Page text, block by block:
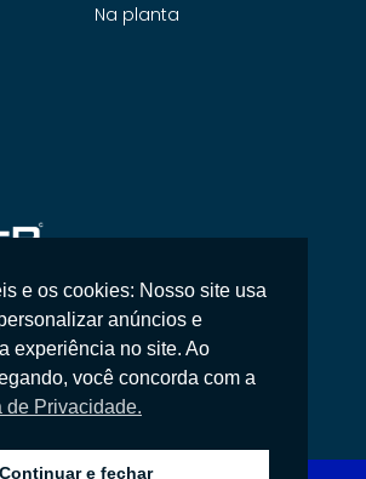
não vendemos apenas imóveis,
confiança e um atendimento
Na planta
e os cookies: Nosso site usa
anúncios e
experiência no site. Ao
você concorda com a
de Privacidade.
Continuar e fechar